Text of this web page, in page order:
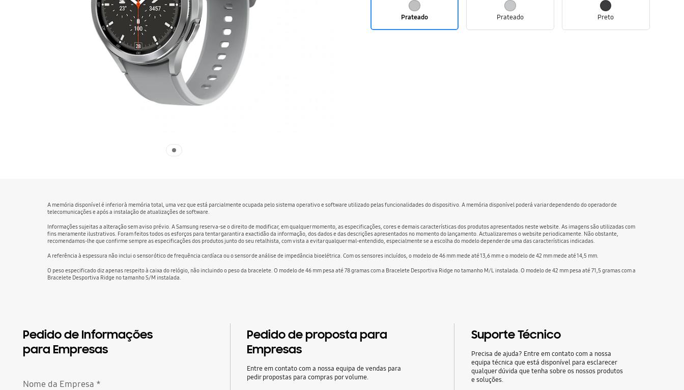
Prateado Prateado Preto
A memória disponível é inferior à memória total, uma vez que está parcialmente ocupada pelo sistema operativo e software utilizado pelas funcionalidades do dispositivo. A memória disponível poderá variar dependendo do operador de
telecomunicações e após a instalação de atualizações de software.
Informações sujeitas a alteração sem aviso prévio. A Samsung reserva-se o direito de modificar, em qualquer momento, as especificações, cores e demais características dos produtos apresentados neste website. As imagens são utilizadas com
fins meramente ilustrativos. Foram feitos todos os esforços para tentar garantir a exactidão da informação, dos dados e das descrições apresentados no momento do lançamento. Actualizaremos o website periodicamente. Não obstante,
recomendamos-lhe que confirme sempre as especificações dos produtos junto do seu retalhista, com vista a evitar qualquer mal-entendido, especialmente se a escolha do modelo depender de uma das características indicadas.
A referência à espessura não inclui o sensor ótico de frequência cardíaca ou o sensor de análise de impedância bioelétrica. Com os sensores incluídos, o modelo de 46 mm mede até 13,6 mm e o modelo de 42 mm mede até 14,5 mm.
O peso especificado diz apenas respeito à caixa do relógio, não incluindo o peso da bracelete. O modelo de 46 mm pesa até 78 gramas com a Bracelete Desportiva Ridge no tamanho M/L instalada. O modelo de 42 mm pesa até 71,5 gramas com a
Bracelete Desportiva Ridge no tamanho S/M instalada.
Pedido de Informações
para Empresas
Nome da Empresa *
Pedido de proposta para
Empresas
Entre em contato com a nossa equipa de vendas para
pedir propostas para compras por volume.
Suporte Técnico
Precisa de ajuda? Entre em contato com a nossa
equipa técnica que está disponível para esclarecer
qualquer dúvida que tenha sobre os nossos produtos
e soluções.